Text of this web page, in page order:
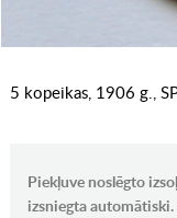
5 kopeikas, 1906 g.,
Piekļuve noslēgto
izsniegta